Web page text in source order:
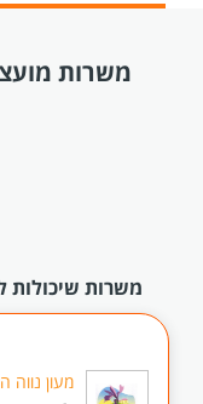
משרות
משרות שיכולות
מעון נווה